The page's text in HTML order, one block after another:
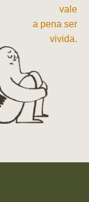
vale
a pena ser
vivida.